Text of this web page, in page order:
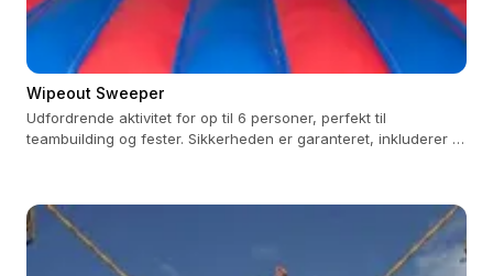
Wipeout Sweeper
Udfordrende aktivitet for op til 6 personer, perfekt til
teambuilding og fester. Sikkerheden er garanteret, inkluderer 3